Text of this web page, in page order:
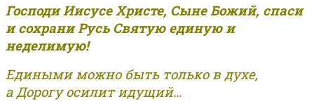
Господи Иисусе Христе, Сыне Божий, спаси
и сохрани Русь Святую единую и
неделимую!
Едиными можно быть только в духе,
а Дорогу осилит идущий...